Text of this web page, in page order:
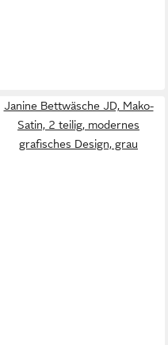
Janine Bettwäsche JD, Mako-
Satin, 2 teilig, modernes
grafisches Design, grau